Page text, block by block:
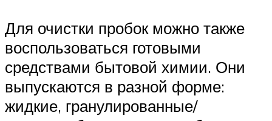
Для очистки пробок можно также
воспользоваться готовыми
средствами бытовой химии. Они
выпускаются в разной форме:
жидкие, гранулированные/